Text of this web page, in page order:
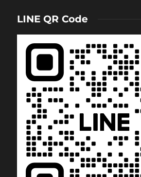
LINE QR Code